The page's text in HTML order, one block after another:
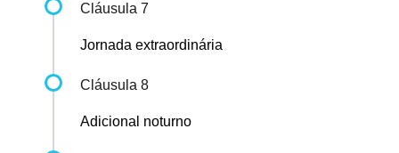
Cláusula 7
Jornada extraordinária
Cláusula 8
Adicional noturno